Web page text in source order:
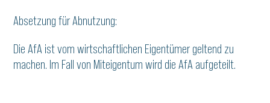
Absetzung für Abnutzung:
Die AfA ist vom wirtschaftlichen Eigentümer geltend zu
machen. Im Fall von Miteigentum wird die AfA aufgeteilt.